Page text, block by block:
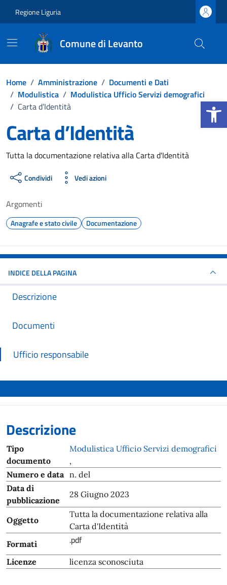
Apri la
Regione Liguria
Comune di Levanto
Home / Amministrazione / Documenti e Dati
/ Modulistica / Modulistica Ufficio Servizi demografici
/ Carta d’Identità
Carta d’Identità
Dettagli del documento
Tutta la documentazione relativa alla Carta d'Identità
Condividi Vedi azioni
Argomenti
Anagrafe e stato civile Documentazione
INDICE DELLA PAGINA
Descrizione
Documenti
Ufficio responsabile
Descrizione
Tipo
documento
Modulistica Ufficio Servizi demografici
,
Numero e data n. del
Data di
pubblicazione
28 Giugno 2023
Oggetto
Tutta la documentazione relativa alla
Carta d'Identità
Formati
.pdf
Licenze licenza sconosciuta